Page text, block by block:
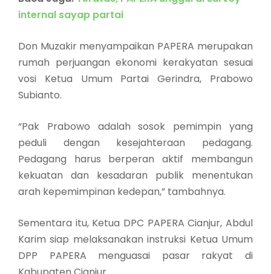
internal sayap partai
Don Muzakir menyampaikan PAPERA merupakan
rumah perjuangan ekonomi kerakyatan sesuai
vosi Ketua Umum Partai Gerindra, Prabowo
Subianto.
“Pak Prabowo adalah sosok pemimpin yang
peduli dengan kesejahteraan pedagang.
Pedagang harus berperan aktif membangun
kekuatan dan kesadaran publik menentukan
arah kepemimpinan kedepan,” tambahnya.
Sementara itu, Ketua DPC PAPERA Cianjur, Abdul
Karim siap melaksanakan instruksi Ketua Umum
DPP PAPERA menguasai pasar rakyat di